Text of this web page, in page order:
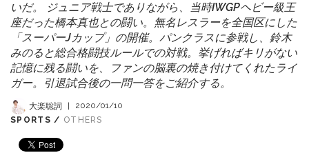
いだ。 ジュニア戦士でありながら、当時IWGPヘビー級王
座だった橋本真也との闘い。無名レスラーを全国区にした
「スーパーJカップ」の開催。パンクラスに参戦し、鈴木
みのると総合格闘技ルールでの対戦。挙げればキリがない
記憶に残る闘いを、ファンの脳裏の焼き付けてくれたライ
ガー。引退試合後の一問一答をご紹介する。
大楽聡詞 |
2020/01/10
SPORTS / OTHERS